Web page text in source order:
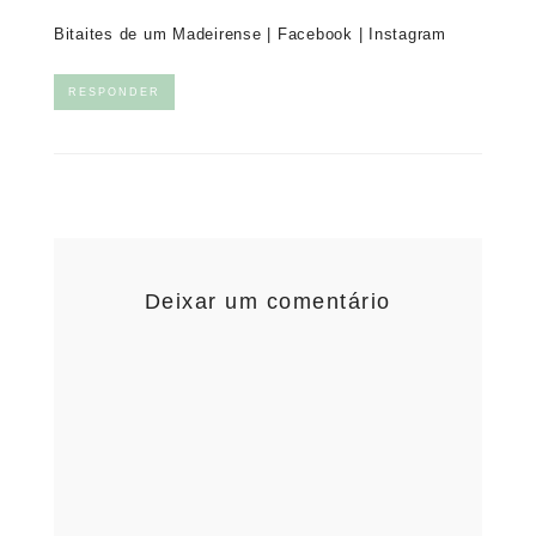
Bitaites de um Madeirense | Facebook | Instagram
RESPONDER
Deixar um comentário